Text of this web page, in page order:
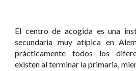
El centro de acogida es una
secundaria muy atípica en
prácticamente todos los
existen al terminar la primaria,